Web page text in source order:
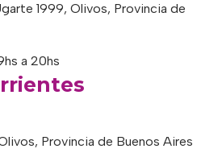
1999, Olivos, Provincia de
a 20hs
Provincia de Buenos Aires